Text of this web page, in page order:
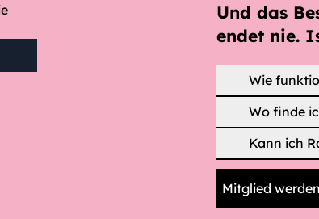
Ja, ich möchte den Newsletter abonnieren. Die
Und das
endet nie.
Wie
Wo finde
Kann ich
Mitglied werden